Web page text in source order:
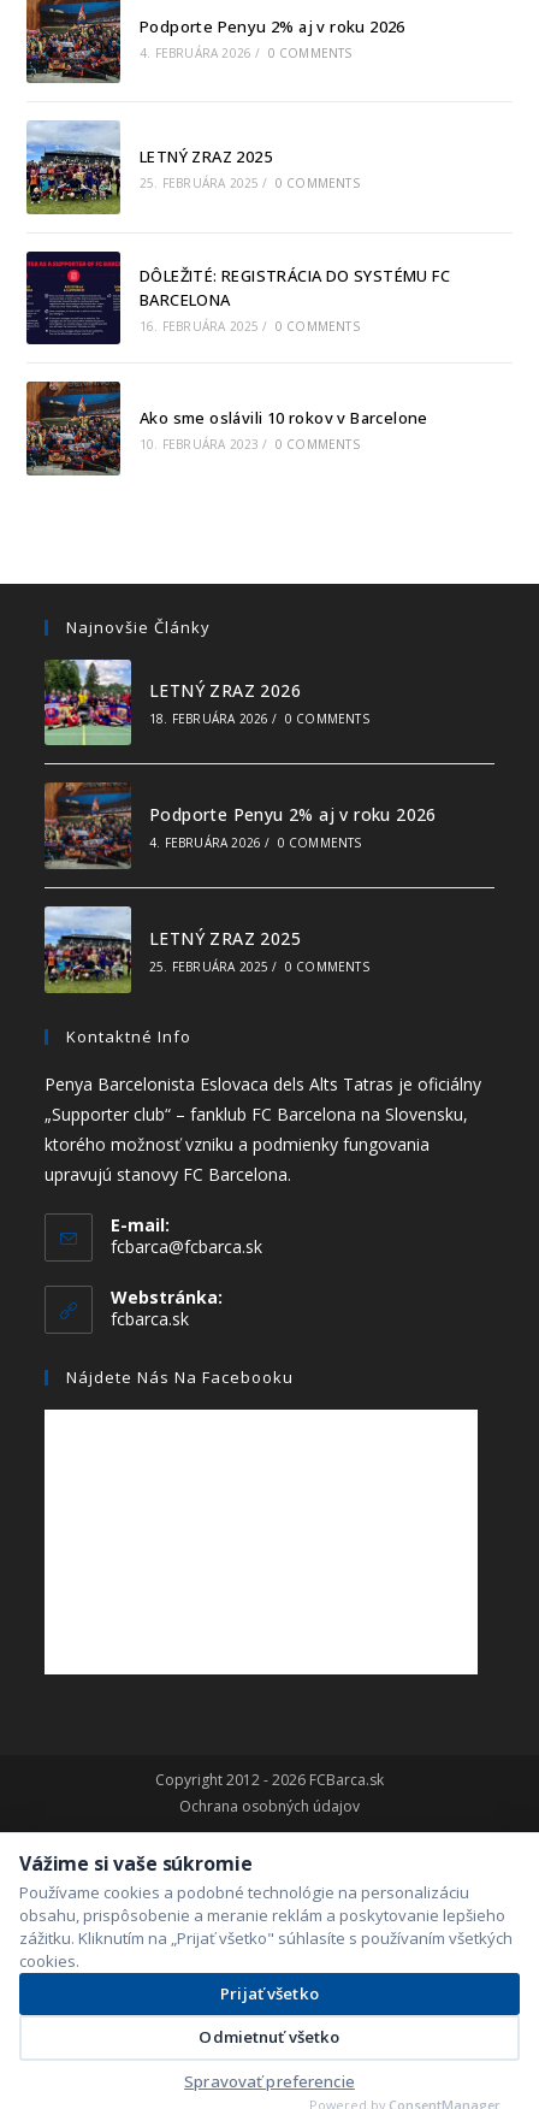
Podporte Penyu 2% aj v roku 2026
4. FEBRUÁRA 2026 / 0 COMMENTS
LETNÝ ZRAZ 2025
25. FEBRUÁRA 2025 / 0 COMMENTS
DÔLEŽITÉ: REGISTRÁCIA DO SYSTÉMU FC
BARCELONA
16. FEBRUÁRA 2025 / 0 COMMENTS
Ako sme oslávili 10 rokov v Barcelone
10. FEBRUÁRA 2023 / 0 COMMENTS
Najnovšie Články
LETNÝ ZRAZ 2026
18. FEBRUÁRA 2026 / 0 COMMENTS
Podporte Penyu 2% aj v roku 2026
4. FEBRUÁRA 2026 / 0 COMMENTS
LETNÝ ZRAZ 2025
25. FEBRUÁRA 2025 / 0 COMMENTS
Kontaktné Info
Penya Barcelonista Eslovaca dels Alts Tatras je oficiálny
„Supporter club“ – fanklub FC Barcelona na Slovensku,
ktorého možnosť vzniku a podmienky fungovania
upravujú stanovy FC Barcelona.
E-mail:
fcbarca@fcbarca.sk
Webstránka:
fcbarca.sk
Nájdete Nás Na Facebooku
Copyright 2012 - 2026 FCBarca.sk
Ochrana osobných údajov
Vážime si vaše súkromie
Používame cookies a podobné technológie na personalizáciu
obsahu, prispôsobenie a meranie reklám a poskytovanie lepšieho
zážitku. Kliknutím na „Prijať všetko" súhlasíte s používaním všetkých
cookies.
Prijať všetko
Odmietnuť všetko
Spravovať preferencie
Powered by ConsentManager